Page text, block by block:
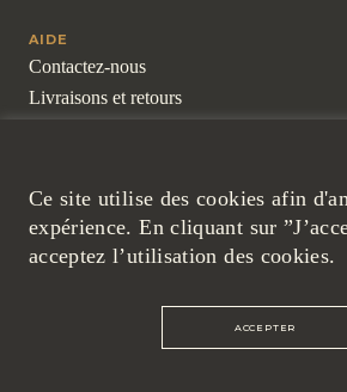
AIDE
Contactez-nous
Livraisons et retours
Mentions légales
Cookies et politique de confidentialité
Conditions générales de ventes
Ce site utilise des cookies afin
expérience. En cliquant sur
acceptez l’utilisation des cookies.
ACCEPTER